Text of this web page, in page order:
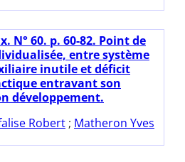
N° 60. p. 60-82. Point de
entre système
inutile et déficit
entravant son
développement.
Robert ; Matheron Yves